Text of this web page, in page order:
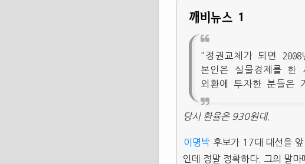
깨비뉴스 1
"정권교체가 되면
본인은 실물경제를 한
외환에 투자한 분들은
당시 환율은 930원대.
이명박 후보가 17대 대선을
인데 정말 정확하다. 그의 말